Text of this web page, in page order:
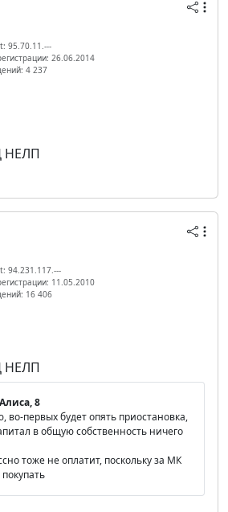
95.70.11.---
26.06.2014
4 237
НЕЛП
94.231.117.---
11.05.2010
16 406
НЕЛП
8
во-первых будет опять приостановка,
в общую собственность ничего
тоже не оплатит, поскольку за МК